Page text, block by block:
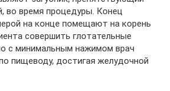
во время процедуры. Конец
на конце помещают на корень
совершить глотательные
с минимальным нажимом врач
пищеводу, достигая желудочной